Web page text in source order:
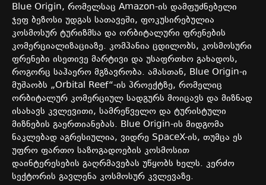
Blue Origin, რომელსაც Amazon-ის დამფუძნებელი
ჯეფ ბეზოსი უდგას სათავეში, ფოკუსირებულია
კოსმოსურ ტურიზმსა და ორბიტალური ფრენების
კომერციალიზაციაზე. კომპანია ცდილობს, კოსმოსური
ფრენები ისეთივე მარტივი და უსაფრთხო გახადოს,
როგორც საჰაერო მგზავრობა. ამასთან, Blue Origin-ი
მუშაობს „Orbital Reef“-ის პროექტზე, რომელიც
ორბიტალურ კომერციულ სადგურს მოიცავს და მიზნად
ისახავს კვლევითი, სამრეწველო და ტურისტული
მიზნების გაერთიანებას. Blue Origin-ის მიდგომა
ნაკლებად აგრესიულია, ვიდრე SpaceX-ის, თუმცა ეს
უფრო ფართო საზოგადოების კოსმოსით
დაინტერესების გაღრმავებას უწყობს ხელს. კერძო
სექტორის გავლენა კოსმოსურ კვლევაზე.